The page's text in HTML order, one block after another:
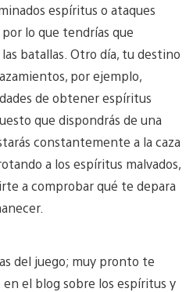
espíritus o ataques
lo que tendrías que
batallas. Otro día, tu destino
por ejemplo,
de obtener espíritus
que dispondrás de una
constantemente a la caza
a los espíritus malvados,
a comprobar qué te depara
del juego; muy pronto te
el blog sobre los espíritus y